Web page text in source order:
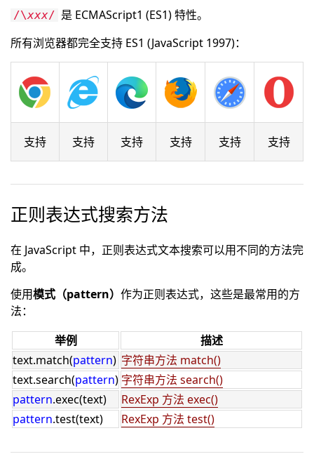
/\xxx/ 是 ECMAScript1 (ES1) 特性。
所有浏览器都完全支持 ES1 (JavaScript 1997)：
支持 支持 支持 支持 支持 支持
正则表达式搜索方法
在 JavaScript 中，正则表达式文本搜索可以用不同的方法完
成。
使用模式（pattern） 作为正则表达式，这些是最常用的方
法：
举例
描述
text.match(pattern) 字符串方法 match()
text.search(pattern) 字符串方法 search()
pattern.exec(text)
RexExp 方法 exec()
pattern.test(text) RexExp 方法 test()